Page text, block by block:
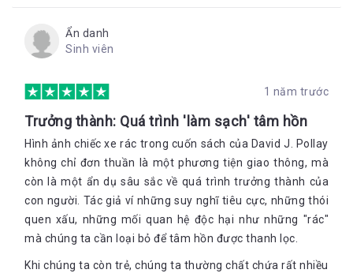
Ẩn danh
Sinh viên
1 năm trước
Trưởng thành: Quá trình 'làm sạch' tâm hồn
Hình ảnh chiếc xe rác trong cuốn sách của David J. Pollay
không chỉ đơn thuần là một phương tiện giao thông, mà
còn là một ẩn dụ sâu sắc về quá trình trưởng thành của
con người. Tác giả ví những suy nghĩ tiêu cực, những thói
quen xấu, những mối quan hệ độc hại như những "rác"
mà chúng ta cần loại bỏ để tâm hồn được thanh lọc.
Khi chúng ta còn trẻ, chúng ta thường chất chứa rất nhiều